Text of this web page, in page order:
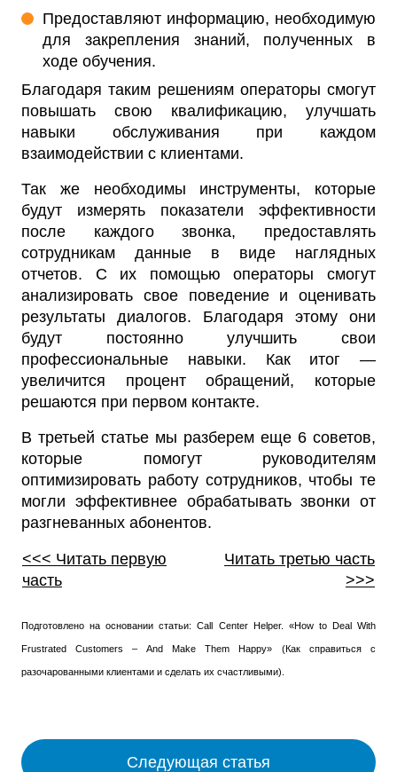
Предоставляют информацию, необходимую
для закрепления знаний, полученных в
ходе обучения.
Благодаря таким решениям операторы смогут
повышать свою квалификацию, улучшать
навыки обслуживания при каждом
взаимодействии с клиентами.
Так же необходимы инструменты, которые
будут измерять показатели эффективности
после каждого звонка, предоставлять
сотрудникам данные в виде наглядных
отчетов. С их помощью операторы смогут
анализировать свое поведение и оценивать
результаты диалогов. Благодаря этому они
будут постоянно улучшить свои
профессиональные навыки. Как итог —
увеличится процент обращений, которые
решаются при первом контакте.
В третьей статье мы разберем еще 6 советов,
которые помогут руководителям
оптимизировать работу сотрудников, чтобы те
могли эффективнее обрабатывать звонки от
разгневанных абонентов.
<<< Читать первую
часть
Читать третью часть
>>>
Подготовлено на основании статьи: Call Center Helper. «How to Deal With
Frustrated Customers – And Make Them Happy» (Как справиться с
разочарованными клиентами и сделать их счастливыми).
Следующая статья